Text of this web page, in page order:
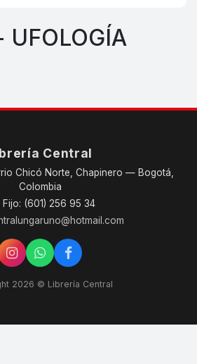
UFOLOGÍA
Central
Chicó Norte, Chapinero — Bogotá,
Colombia
Fijo: (601) 256 95 34
2026 © Librería Central